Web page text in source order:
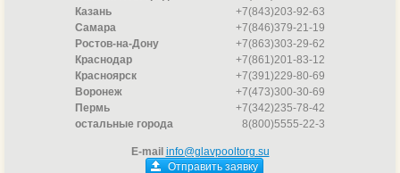
Казань
+7(843)203-92-63
Самара
+7(846)379-21-19
Ростов-на-Дону
+7(863)303-29-62
Краснодар
+7(861)201-83-12
Красноярск
+7(391)229-80-69
Воронеж
+7(473)300-30-69
Пермь
+7(342)235-78-42
остальные города
8(800)5555-22-3
E-mail info@glavpooltorg.su
Отправить заявку